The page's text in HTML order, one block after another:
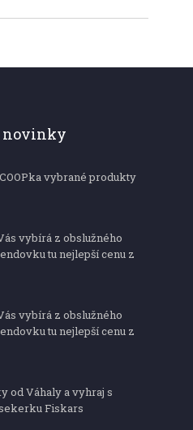
novinky
vybrané produkty
vybírá z obslužného
tu nejlepší cenu z
vybírá z obslužného
tu nejlepší cenu z
od Váhaly a vyhraj s
Fiskars